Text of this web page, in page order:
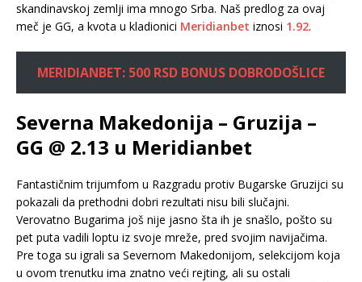
skandinavskoj zemlji ima mnogo Srba. Naš predlog za ovaj
meč je GG, a kvota u kladionici Meridianbet iznosi 1.92.
MERIDIANBET: 500 RSD BONUS DOBRODOŠLICE
Severna Makedonija – Gruzija –
GG @ 2.13 u Meridianbet
Fantastičnim trijumfom u Razgradu protiv Bugarske Gruzijci su
pokazali da prethodni dobri rezultati nisu bili slučajni.
Verovatno Bugarima još nije jasno šta ih je snašlo, pošto su
pet puta vadili loptu iz svoje mreže, pred svojim navijačima.
Pre toga su igrali sa Severnom Makedonijom, selekcijom koja
u ovom trenutku ima znatno veći rejting, ali su ostali